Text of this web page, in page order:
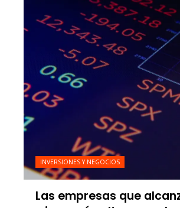
INVERSIONES Y NEGOCIOS
Las empresas que